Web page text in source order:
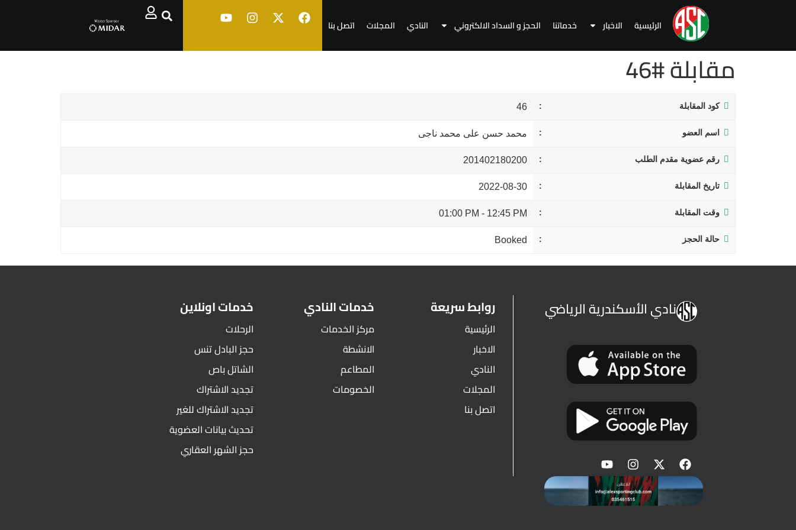
الرئيسية الاخبار خدماتنا الحجز و السداد الالكتروني النادي المجلات اتصل بنا
مقابلة #46
كود المقابلة 46
اسم العضو محمد حسن على محمد ناجى
رقم عضوية مقدم الطلب 201402180200
تاريخ المقابلة 2022-08-30
وقت المقابلة 12:45 PM
-
01:00 PM
حالة الحجز Booked
نادي الأسكندرية الرياضي روابط سريعة
الرئيسية
الاخبار
النادي
المجلات
اتصل بنا
خدمات النادي
مركز الخدمات
الانشطة
المطاعم
الخصومات
خدمات اونلاين
الرحلات
حجز البادل تنس
الشاتل باص
تجديد الاشتراك
تجديد الاشتراك للغير
تحديث بيانات العضوية
حجز الشهر العقاري